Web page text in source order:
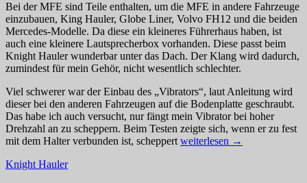
Bei der MFE sind Teile enthalten, um die MFE in andere Fahrzeuge
einzubauen, King Hauler, Globe Liner, Volvo FH12 und die beiden
Mercedes-Modelle. Da diese ein kleineres Führerhaus haben, ist
auch eine kleinere Lautsprecherbox vorhanden. Diese passt beim
Knight Hauler wunderbar unter das Dach. Der Klang wird dadurch,
zumindest für mein Gehör, nicht wesentlich schlechter.
Viel schwerer war der Einbau des „Vibrators“, laut Anleitung wird
dieser bei den anderen Fahrzeugen auf die Bodenplatte geschraubt.
Das habe ich auch versucht, nur fängt mein Vibrator bei hoher
Drehzahl an zu scheppern. Beim Testen zeigte sich, wenn er zu fest
mit dem Halter verbunden ist, scheppertTamiya
weiterlesen →
Knight Hauler